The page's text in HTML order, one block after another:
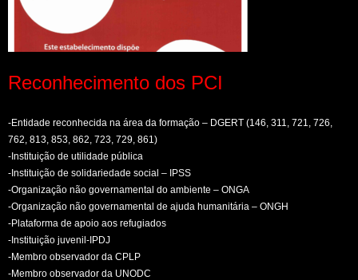
Reconhecimento dos PCI
-Entidade reconhecida na área da formação – DGERT (146, 311, 721, 726,
762, 813, 853, 862, 723, 729, 861)
-Instituição de utilidade pública
-Instituição de solidariedade social – IPSS
-Organização não governamental do ambiente – ONGA
-Organização não governamental de ajuda humanitária – ONGH
-Plataforma de apoio aos refugiados
-Instituição juvenil-IPDJ
-Membro observador da CPLP
-Membro observador da UNODC